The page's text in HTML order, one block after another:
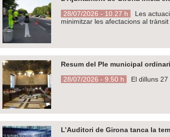
28/07/2026 - 10.27 h
Les
minimitzar les afectacions al trànsit
Resum del Ple municipal
28/07/2026 - 9.50 h
El dilluns
L’Auditori de Girona tanca la